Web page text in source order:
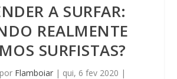
A SURFAR:
REALMENTE
SURFISTAS?
Flamboiar| qui, 6 fev 2020 |